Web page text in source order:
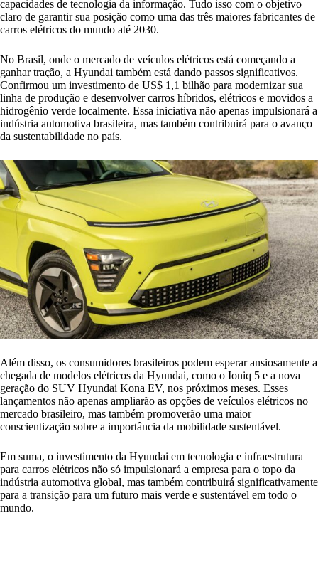
capacidades de tecnologia da informação. Tudo isso com o objetivo
claro de garantir sua posição como uma das três maiores fabricantes de
carros elétricos do mundo até 2030.
No Brasil, onde o mercado de veículos elétricos está começando a
ganhar tração, a Hyundai também está dando passos significativos.
Confirmou um investimento de US$ 1,1 bilhão para modernizar sua
linha de produção e desenvolver carros híbridos, elétricos e movidos a
hidrogênio verde localmente. Essa iniciativa não apenas impulsionará a
indústria automotiva brasileira, mas também contribuirá para o avanço
da sustentabilidade no país.
Além disso, os consumidores brasileiros podem esperar ansiosamente a
chegada de modelos elétricos da Hyundai, como o Ioniq 5 e a nova
geração do SUV Hyundai Kona EV, nos próximos meses. Esses
lançamentos não apenas ampliarão as opções de veículos elétricos no
mercado brasileiro, mas também promoverão uma maior
conscientização sobre a importância da mobilidade sustentável.
Em suma, o investimento da Hyundai em tecnologia e infraestrutura
para carros elétricos não só impulsionará a empresa para o topo da
indústria automotiva global, mas também contribuirá significativamente
para a transição para um futuro mais verde e sustentável em todo o
mundo.